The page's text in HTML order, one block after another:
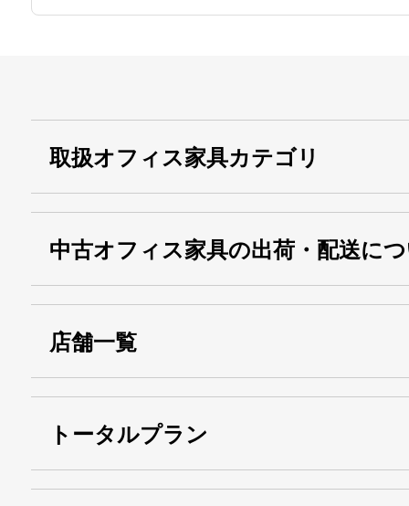
取扱オフィス家具カテゴリ
中古オフィス家具の出荷・配送に
店舗一覧
トータルプラン